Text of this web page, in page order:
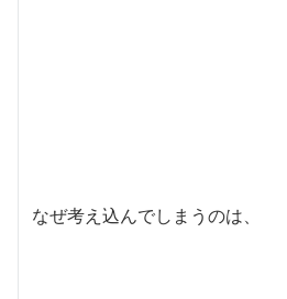
なぜ考え込んでしまうのは、